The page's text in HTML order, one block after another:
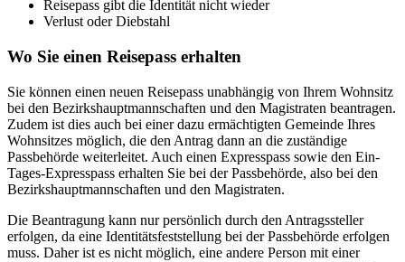
Reisepass gibt die Identität nicht wieder
Verlust oder Diebstahl
Wo Sie einen Reisepass erhalten
Sie können einen neuen Reisepass unabhängig von Ihrem Wohnsitz
bei den Bezirkshauptmannschaften und den Magistraten beantragen.
Zudem ist dies auch bei einer dazu ermächtigten Gemeinde Ihres
Wohnsitzes möglich, die den Antrag dann an die zuständige
Passbehörde weiterleitet. Auch einen Expresspass sowie den Ein-
Tages-Expresspass erhalten Sie bei der Passbehörde, also bei den
Bezirkshauptmannschaften und den Magistraten.
Die Beantragung kann nur persönlich durch den Antragssteller
erfolgen, da eine Identitätsfeststellung bei der Passbehörde erfolgen
muss. Daher ist es nicht möglich, eine andere Person mit einer